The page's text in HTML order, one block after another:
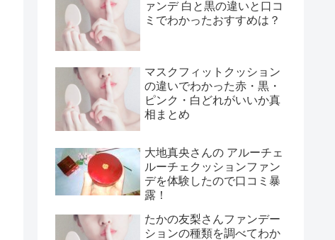
ァンデ 白と黒の違いと口コ
ミでわかったおすすめは？
マスクフィットクッション
の違いでわかった赤・黒・
ピンク・白どれがいいか真
相まとめ
大地真央さんの アルーチェ
ルーチェクッションファン
デを体験したので口コミ暴
露！
たかの友梨さんファンデー
ションの種類を調べてわか